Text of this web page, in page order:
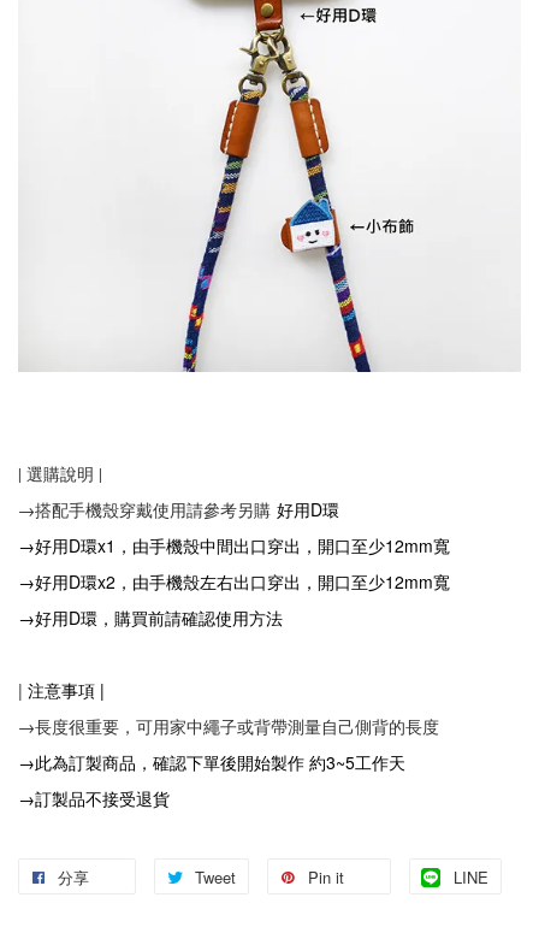
| 選購說明 |
→搭配手機殼穿戴使用請參考另購 好用D環
→好用D環x1，由手機殼中間出口穿出，開口至少12mm寬
→好用D環x2，由手機殼左右出口穿出，開口至少12mm寬
→好用D環，購買前請確認使用方法
| 注意事項 |
→長度很重要，可用家中繩子或背帶測量自己側背的長度
→此為訂製商品，確認下單後開始製作 約3~5工作天
→訂製品不接受退貨
分享 Tweet Pin it LINE